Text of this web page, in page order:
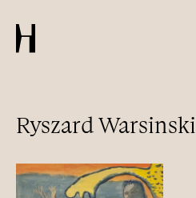
Ryszard Warsinski